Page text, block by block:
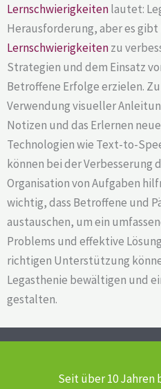
Lernschwierigkeitenlautet:
Herausforderung, aber es
Lernschwierigkeitenzu
Strategien und dem Einsatz
Betroffene Erfolge erzielen.
Verwendung visueller
Notizen und das Erlernen
Technologien wie Text-to-
können bei der Verbesserung
Organisation von Aufgaben
wichtig, dass Betroffene und
austauschen, um ein
Problems und effektive
richtigen Unterstützung
Legasthenie bewältigen und
gestalten.
Seit über 10